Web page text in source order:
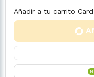
Añadir a tu carrito